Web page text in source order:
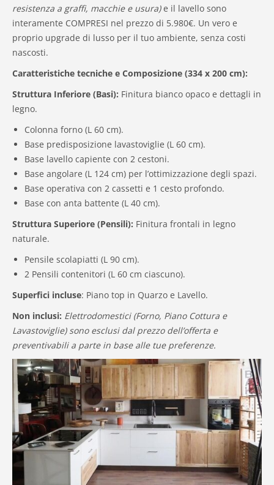
resistenza a graffi, macchie e usura)e il lavello sono
interamente COMPRESI nel prezzo di 5.980€. Un vero e
proprio upgrade di lusso per il tuo ambiente, senza costi
nascosti.
Caratteristiche tecniche e Composizione (334 x 200 cm):
Struttura Inferiore (Basi): Finitura bianco opaco e dettagli in
legno.
Colonna forno (L 60 cm).
Base predisposizione lavastoviglie (L 60 cm).
Base lavello capiente con 2 cestoni.
Base angolare (L 124 cm) per l’ottimizzazione degli spazi.
Base operativa con 2 cassetti e 1 cesto profondo.
Base con anta battente (L 40 cm).
Struttura Superiore (Pensili): Finitura frontali in legno
naturale.
Pensile scolapiatti (L 90 cm).
2 Pensili contenitori (L 60 cm ciascuno).
Superfici incluse: Piano top in Quarzo e Lavello.
Non inclusi: Elettrodomestici (Forno, Piano Cottura e
Lavastoviglie) sono esclusi dal prezzo dell’offerta e
preventivabili a parte in base alle tue preferenze.